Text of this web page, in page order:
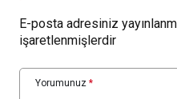
E-posta adresiniz
işaretlenmişlerdir
Yorumunuz *